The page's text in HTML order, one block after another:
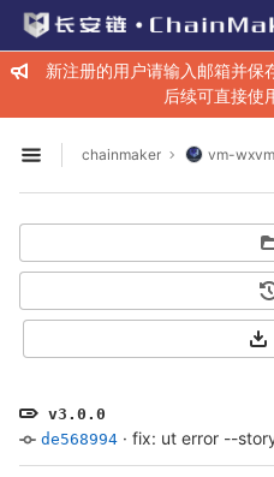
Skip to content
GitLab
新注册的用户请输入邮箱并保
后续可直接使
Open sidebar
chainmaker vm-wxvm
v3.0.0
de568994 · fix: ut error --